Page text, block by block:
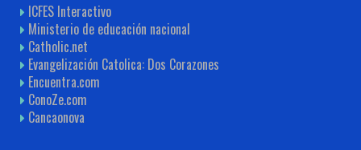
ICFES Interactivo
Ministerio de educación nacional
Catholic.net
Evangelización Catolica: Dos Corazones
Encuentra.com
ConoZe.com
Cancaonova